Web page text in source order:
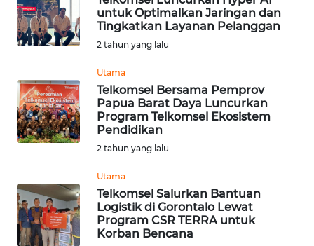
untuk Optimalkan Jaringan dan
Tingkatkan Layanan Pelanggan
2 tahun yang lalu
Utama
Telkomsel Bersama Pemprov
Papua Barat Daya Luncurkan
Program Telkomsel Ekosistem
Pendidikan
2 tahun yang lalu
Utama
Telkomsel Salurkan Bantuan
Logistik di Gorontalo Lewat
Program CSR TERRA untuk
Korban Bencana
WN
PAPUA
PAPUA
BARAT
WN
WN
SERAMBI
WN